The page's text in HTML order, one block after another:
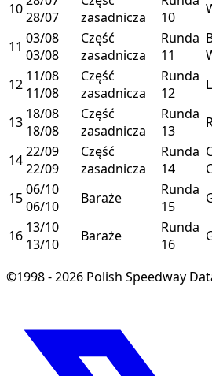
1028/07
zasadnicza
10
11 03/08
03/08
Część
zasadnicza
Runda
11
12 11/08
11/08
Część
zasadnicza
Runda
12
13 18/08
18/08
Część
zasadnicza
Runda
13
1422/09
22/09
Część
zasadnicza
Runda
14
1506/10
06/10
Baraże
Runda
15
16 13/10
13/10
Baraże
Runda
16
©1998 - 2026 Polish Speedway